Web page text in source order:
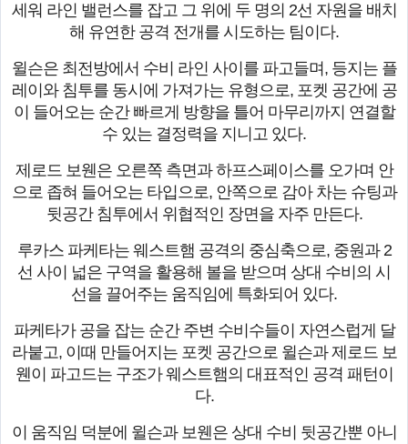
세워 라인 밸런스를 잡고 그 위에 두 명의 2선 자원을 배치
해 유연한 공격 전개를 시도하는 팀이다.
윌슨은 최전방에서 수비 라인 사이를 파고들며, 등지는 플
레이와 침투를 동시에 가져가는 유형으로, 포켓 공간에 공
이 들어오는 순간 빠르게 방향을 틀어 마무리까지 연결할
수 있는 결정력을 지니고 있다.
제로드 보웬은 오른쪽 측면과 하프스페이스를 오가며 안
으로 좁혀 들어오는 타입으로, 안쪽으로 감아 차는 슈팅과
뒷공간 침투에서 위협적인 장면을 자주 만든다.
루카스 파케타는 웨스트햄 공격의 중심축으로, 중원과 2
선 사이 넓은 구역을 활용해 볼을 받으며 상대 수비의 시
선을 끌어주는 움직임에 특화되어 있다.
파케타가 공을 잡는 순간 주변 수비수들이 자연스럽게 달
라붙고, 이때 만들어지는 포켓 공간으로 윌슨과 제로드 보
웬이 파고드는 구조가 웨스트햄의 대표적인 공격 패턴이
다.
이 움직임 덕분에 윌슨과 보웬은 상대 수비 뒷공간뿐 아니